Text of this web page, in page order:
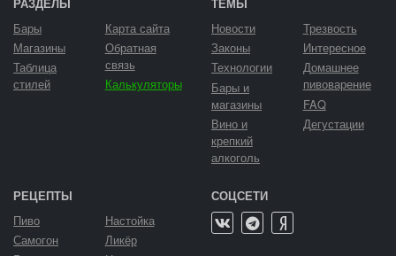
РАЗДЕЛЫ
Бары
Магазины
Таблица
стилей
Карта сайта
Обратная
связь
Калькуляторы
ТЕМЫ
Новости
Законы
Технологии
Бары и
магазины
Вино и
крепкий
алкоголь
Трезвость
Интересное
Домашнее
пивоварение
FAQ
Дегустации
РЕЦЕПТЫ
Пиво
Самогон
Настойка
Ликёр
СОЦСЕТИ